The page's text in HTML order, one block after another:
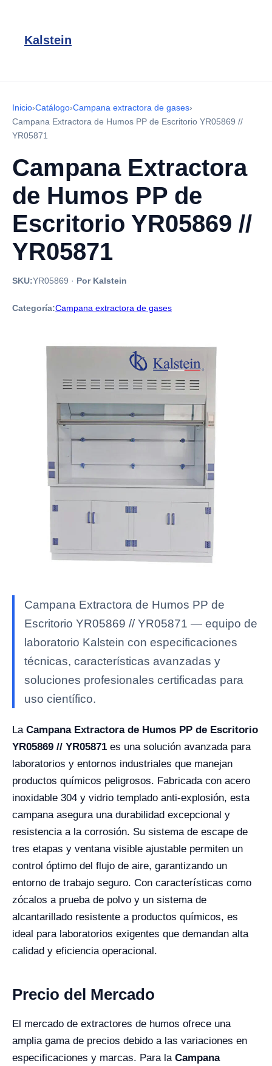
Kalstein
Inicio›Catálogo›Campana extractora de gases›
Campana Extractora de Humos PP de Escritorio YR05869 //
YR05871
Campana Extractora
de Humos PP de
Escritorio YR05869 //
YR05871
SKU:YR05869 · Por Kalstein
Categoría:Campana extractora de gases
Campana Extractora de Humos PP de
Escritorio YR05869 // YR05871 — equipo de
laboratorio Kalstein con especificaciones
técnicas, características avanzadas y
soluciones profesionales certificadas para
uso científico.
La Campana Extractora de Humos PP de Escritorio
YR05869 // YR05871 es una solución avanzada para
laboratorios y entornos industriales que manejan
productos químicos peligrosos. Fabricada con acero
inoxidable 304 y vidrio templado anti-explosión, esta
campana asegura una durabilidad excepcional y
resistencia a la corrosión. Su sistema de escape de
tres etapas y ventana visible ajustable permiten un
control óptimo del flujo de aire, garantizando un
entorno de trabajo seguro. Con características como
zócalos a prueba de polvo y un sistema de
alcantarillado resistente a productos químicos, es
ideal para laboratorios exigentes que demandan alta
calidad y eficiencia operacional.
Precio del Mercado
El mercado de extractores de humos ofrece una
amplia gama de precios debido a las variaciones en
especificaciones y marcas. Para la Campana